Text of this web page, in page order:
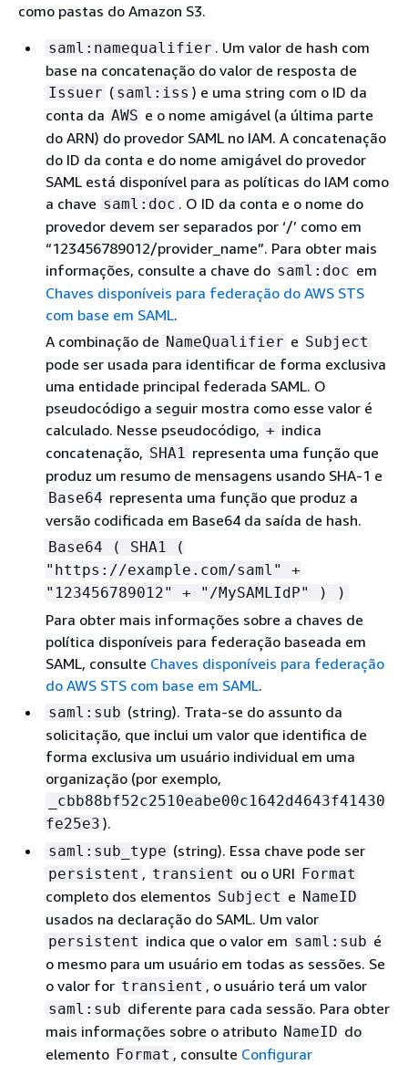
como pastas do Amazon S3.
saml:namequalifier . Um valor de hash com
base na concatenação do valor de resposta de
Issuer ( saml:iss ) e uma string com o ID da
conta da AWS e o nome amigável (a última parte
do ARN) do provedor SAML no IAM. A concatenação
do ID da conta e do nome amigável do provedor
SAML está disponível para as políticas do IAM como
a chave saml:doc . O ID da conta e o nome do
provedor devem ser separados por ‘/’ como em
“123456789012/provider_name”. Para obter mais
informações, consulte a chave do saml:doc em
Chaves disponíveis para federação do AWS STS
com base em SAML.
A combinação de NameQualifier e Subject
pode ser usada para identificar de forma exclusiva
uma entidade principal federada SAML. O
pseudocódigo a seguir mostra como esse valor é
calculado. Nesse pseudocódigo, + indica
concatenação, SHA1 representa uma função que
produz um resumo de mensagens usando SHA-1 e
Base64 representa uma função que produz a
versão codificada em Base64 da saída de hash.
Base64 ( SHA1 (
"https://example.com/saml" +
"123456789012" + "/MySAMLIdP" ) )
Para obter mais informações sobre a chaves de
política disponíveis para federação baseada em
SAML, consulte Chaves disponíveis para federação
do AWS STS com base em SAML.
saml:sub (string). Trata-se do assunto da
solicitação, que inclui um valor que identifica de
forma exclusiva um usuário individual em uma
organização (por exemplo,
_cbb88bf52c2510eabe00c1642d4643f41430
fe25e3 ).
saml:sub_type (string). Essa chave pode ser
persistent , transient ou o URI Format
completo dos elementos Subject e NameID
usados na declaração do SAML. Um valor
persistent indica que o valor em saml:sub é
o mesmo para um usuário em todas as sessões. Se
o valor for transient , o usuário terá um valor
saml:sub diferente para cada sessão. Para obter
mais informações sobre o atributo NameID do
elemento Format , consulte Configurar